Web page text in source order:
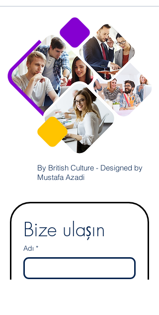
By British Culture - Designed by
Mustafa Azadi
Bize ulaşın
Adı *